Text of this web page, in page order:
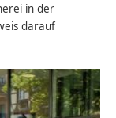
in der
darauf